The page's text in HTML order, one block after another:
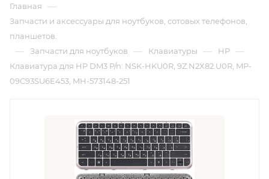
Главная —
Запчасти и аксессуары для ноутбуков, сотовых телефонов,
планшетов.
— Запчасти для ноутбуков — Клавиатуры — HP —
Клавиатура для HP DM3 P/n: NSK-HKU0R, 9Z.N2X82.U0R, MP-
09C93SU6E453, MH-573148-251